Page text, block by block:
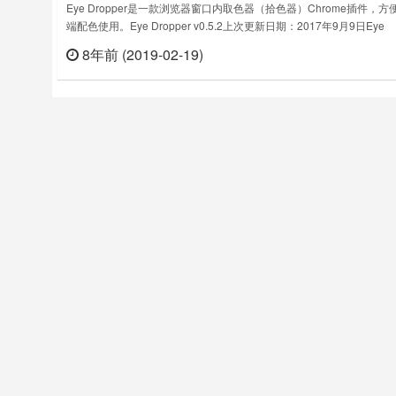
Eye Dropper是一款浏览器窗口内取色器（拾色器）Chrome插件，方
端配色使用。Eye Dropper v0.5.2上次更新日期：2017年9月9日Eye
更新日期：2022年10月22日……
8年前 (2019-02-19)